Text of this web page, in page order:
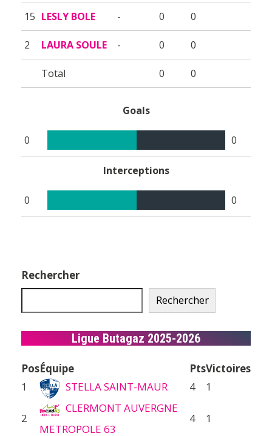
15 LESLY BOLE - 0 0
2 LAURA SOULE - 0 0
Total 0 0
Goals
0 0
Interceptions
0 0
Rechercher
Rechercher
Ligue Butagaz 2025-2026
PosÉquipe PtsVictoires
1
STELLA SAINT-MAUR 4 1
2
CLERMONT AUVERGNE
METROPOLE 63
4 1